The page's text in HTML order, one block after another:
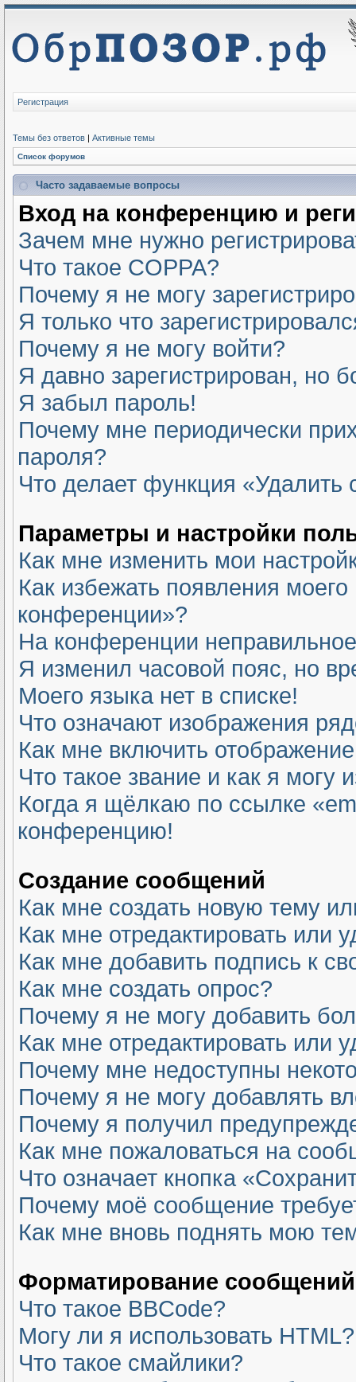
Регистрация
Темы без ответов | Активные темы
Список форумов
Часто задаваемые вопросы
Вход на конференцию и
Зачем мне нужно
Что такое COPPA?
Почему я не могу
Я только что
Почему я не могу войти?
Я давно зарегистрирован, но
Я забыл пароль!
Почему мне периодически
пароля?
Что делает функция «Удалить
Параметры и настройки
Как мне изменить мои
Как избежать появления
конференции»?
На конференции
Я изменил часовой пояс, но
Моего языка нет в списке!
Что означают изображения
Как мне включить
Что такое звание и как я могу
Когда я щёлкаю по ссылке
конференцию!
Создание сообщений
Как мне создать новую тему
Как мне отредактировать или
Как мне добавить подпись к
Как мне создать опрос?
Почему я не могу добавить
Как мне отредактировать или
Почему мне недоступны
Почему я не могу добавлять
Почему я получил
Как мне пожаловаться на
Что означает кнопка
Почему моё сообщение
Как мне вновь поднять мою
Форматирование
Что такое BBCode?
Могу ли я использовать HTML?
Что такое смайлики?